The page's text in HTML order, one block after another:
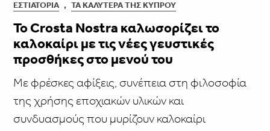
ΕΣΤΙΑΤΌΡΙΑ , ΤΑ ΚΑΛΎΤΕΡΑ ΤΗΣ ΚΎΠΡΟΥ
Το Crosta Nostra καλωσορίζει το
καλοκαίρι με τις νέες γευστικές
προσθήκες στο μενού του
Με φρέσκες αφίξεις, συνέπεια στη φιλοσοφία
της χρήσης εποχιακών υλικών και
συνδυασμούς που μυρίζουν καλοκαίρι